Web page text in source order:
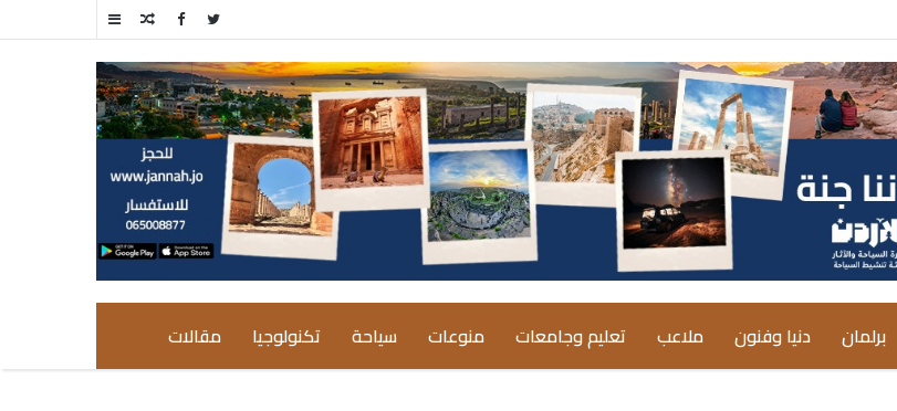
إضافة
جانبي
مقال
برلمان دنيا وفنون ملاعب تعليم وجامعات منوعات سياحة تكنولوجيا مقالات